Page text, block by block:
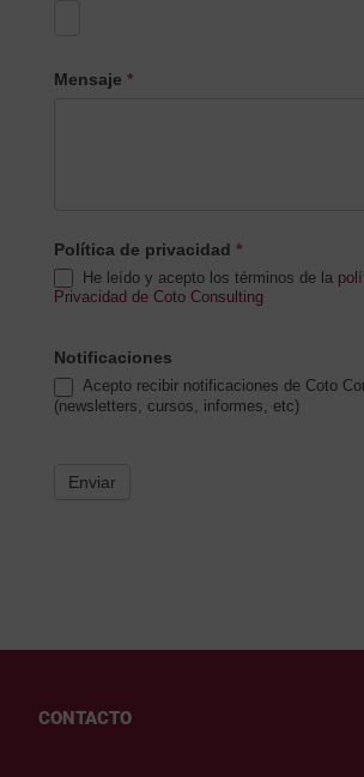
Mensaje *
Política de privacidad *
He leído y acepto los términos de la
Privacidad de Coto Consulting
Notificaciones
Acepto recibir notificaciones de Coto
(newsletters, cursos, informes, etc)
Enviar
CONTACTO